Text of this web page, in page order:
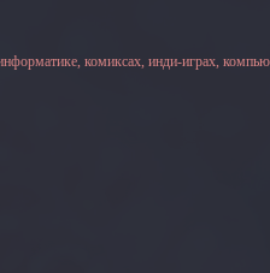
комиксах, инди-играх,